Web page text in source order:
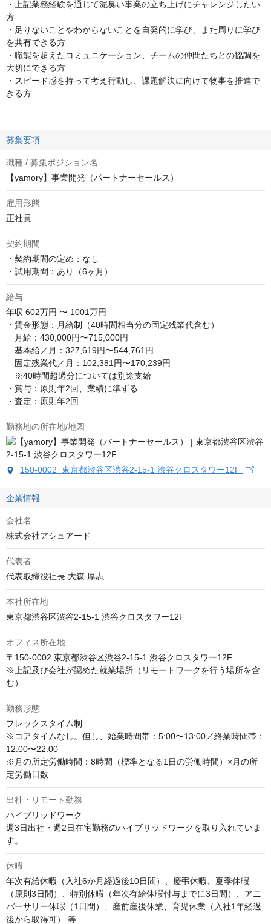
・上記業務経験を通じて泥臭い事業の立ち上げにチャレンジしたい
方
・足りないことやわからないことを自発的に学び、また周りに学び
を共有できる方
・職能を超えたコミュニケーション、チームの仲間たちとの協調を
大切にできる方
・スピード感を持って考え行動し、課題解決に向けて物事を推進で
きる方
募集要項
職種 / 募集ポジション名
【yamory】事業開発（パートナーセールス）
雇用形態
正社員
契約期間
・契約期間の定め：なし
・試用期間：あり（6ヶ月）
給与
年収 602万円 〜 1001万円
・賃金形態：月給制（40時間相当分の固定残業代含む）
月給：430,000円〜715,000円
基本給／月：327,619円〜544,761円
固定残業代／月：102,381円〜170,239円
※40時間超過分については別途支給
・賞与：原則年2回、業績に準ずる
・査定：原則年2回
勤務地の所在地/地図
150-0002 東京都渋谷区渋谷2-15-1 渋谷クロスタワー12F
企業情報
会社名
株式会社アシュアード
代表者
代表取締役社長 大森 厚志
本社所在地
東京都渋谷区渋谷2-15-1 渋谷クロスタワー12F
オフィス所在地
〒150-0002 東京都渋谷区渋谷2-15-1 渋谷クロスタワー12F
※上記及び会社が認めた就業場所（リモートワークを行う場所を含
む）
勤務形態
フレックスタイム制
※コアタイムなし。但し、始業時間帯：5:00〜13:00／終業時間帯：
12:00〜22:00
※月の所定労働時間：8時間（標準となる1日の労働時間）×月の所
出社・リモート勤務
ハイブリッドワーク
週3日出社・週2日在宅勤務のハイブリッドワークを取り入れていま
す。
休暇
年次有給休暇（入社6か月経過後10日間）、慶弔休暇、夏季休暇
（原則3日間）、特別休暇（年次有給休暇付与までに3日間）、アニ
バーサリー休暇（1日間）、産前産後休業、育児休業（入社1年経過
後から取得可） 等